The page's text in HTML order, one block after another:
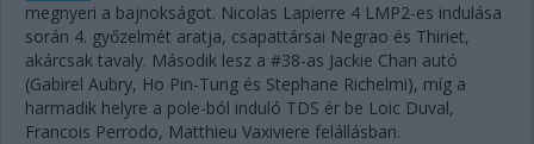
megnyeri a bajnokságot. Nicolas Lapierre 4 LMP2-es indulása
során 4. győzelmét aratja, csapattársai Negrao és Thiriet,
akárcsak tavaly. Második lesz a #38-as Jackie Chan autó
(Gabirel Aubry, Ho Pin-Tung és Stephane Richelmi), míg a
harmadik helyre a pole-ból induló TDS ér be Loic Duval,
Francois Perrodo, Matthieu Vaxiviere felállásban.